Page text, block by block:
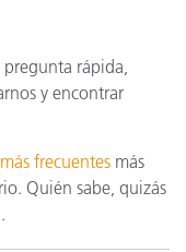
pregunta rápida,
y encontrar
frecuentes más
Quién sabe, quizás